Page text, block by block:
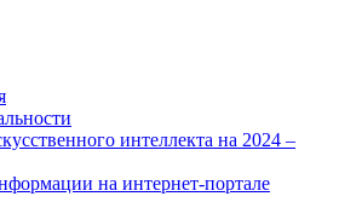
интеллекта на 2024 –
на интернет-портале